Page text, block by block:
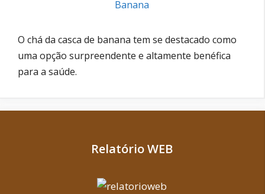
O chá da casca de banana tem se destacado como
uma opção surpreendente e altamente benéfica
para a saúde.
Relatório WEB